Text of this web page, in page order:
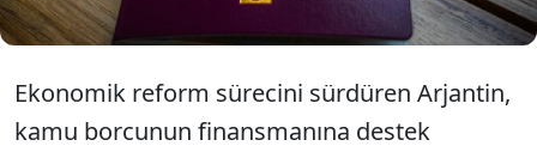
Ekonomik reform sürecini sürdüren Arjantin,
kamu borcunun finansmanına destek